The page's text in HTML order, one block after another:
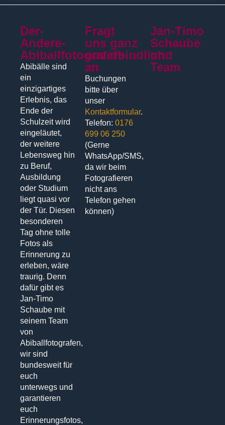
Der-
Andere-
Abiballfotograf.de
Abibälle sind
ein
einzigartiges
Erlebnis, das
Ende der
Schulzeit wird
eingeläutet,
der weitere
Lebensweg hin
zu Beruf,
Ausbildung
oder Studium
liegt quasi vor
der Tür. Diesen
besonderen
Tag ohne tolle
Fotos als
Erinnerung zu
erleben, wäre
traurig. Denn
dafür gibt es
Jan-Timo
Schaube mit
seinem Team
von
Abiballfotografen,
wir sind
bundesweit für
euch
unterwegs und
garantieren
euch
Erinnerungsfotos,
Fragt
uns ganz
unverbindlich
an
Buchungen
bitte über
unser
Kontaktformular.
Telefon:0176
699 06 250
(Gerne
WhatsApp/SMS,
da wir beim
Fotografieren
nicht ans
Telefon gehen
können)
Jan-Timo
Schaube
und
Team